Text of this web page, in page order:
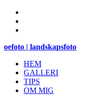
oefoto | landskapsfoto
HEM
GALLERI
TIPS
OM MIG